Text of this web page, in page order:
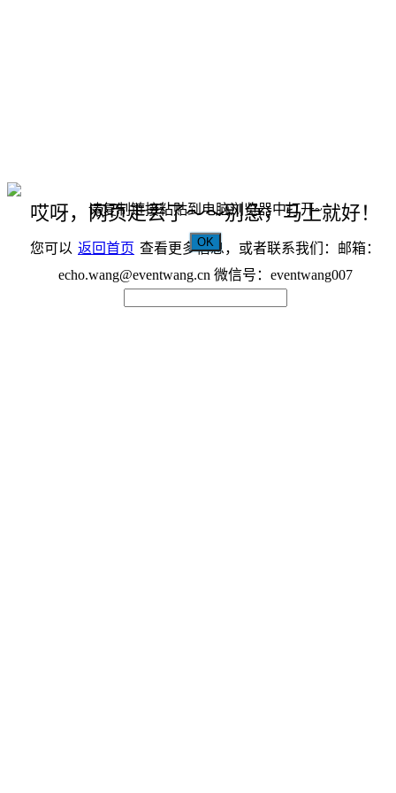
哎呀，网页走丢了～～别急，马上就好！
您可以 返回首页 查看更多信息，或者联系我们：邮箱：
echo.wang@eventwang.cn 微信号：eventwang007
请复制链接粘贴到电脑浏览器中打开~
OK